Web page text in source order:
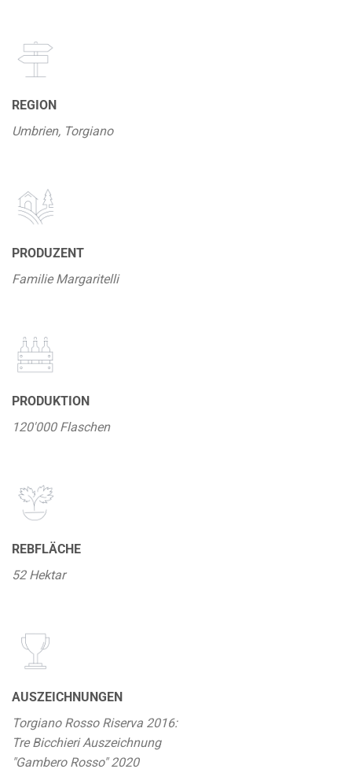
REGION
Umbrien, Torgiano
PRODUZENT
Familie Margaritelli
PRODUKTION
120'000 Flaschen
REBFLÄCHE
52 Hektar
AUSZEICHNUNGEN
Torgiano Rosso Riserva 2016:
Tre Bicchieri Auszeichnung
"Gambero Rosso" 2020